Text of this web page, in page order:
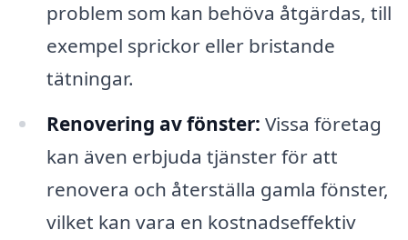
problem som kan behöva åtgärdas, till
exempel sprickor eller bristande
tätningar.
Renovering av fönster: Vissa företag
kan även erbjuda tjänster för att
renovera och återställa gamla fönster,
vilket kan vara en kostnadseffektiv